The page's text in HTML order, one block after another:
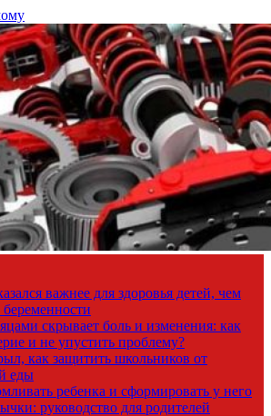
важнее для здоровья детей, чем
скрывает боль и изменения: как
и не упустить проблему?
как защитить школьников от
еды
ребенка и сформировать у него
руководство для родителей